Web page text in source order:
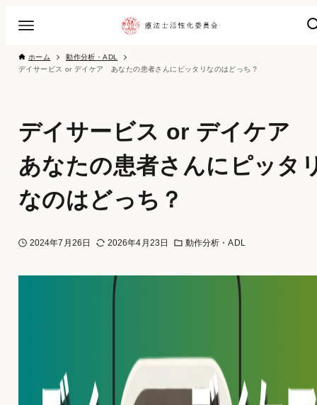
ホーム
動作分析・ADL
デイサービス or デイケア あなたの患者さんにピッタリなのはどっち？
デイサービス or デイケア
あなたの患者さんにピッタ
なのはどっち？
2024年7月26日 2026年4月23日 動作分析・ADL